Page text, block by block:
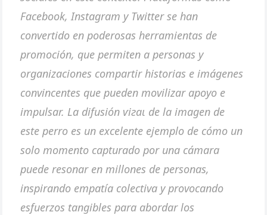
Facebook, Instagram y Twitter se han
convertido en poderosas herramientas de
promoción, que permiten a personas y
organizaciones compartir historias e imágenes
convincentes que pueden movilizar apoyo e
impulsar. La difusión ⱱігаɩ de la imagen de
este perro es un excelente ejemplo de cómo un
solo momento capturado por una cámara
puede resonar en millones de personas,
inspirando empatía colectiva y provocando
esfuerzos tangibles para abordar los